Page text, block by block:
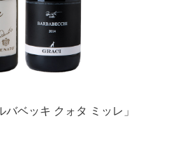
ベッキ クォタ ミッレ」